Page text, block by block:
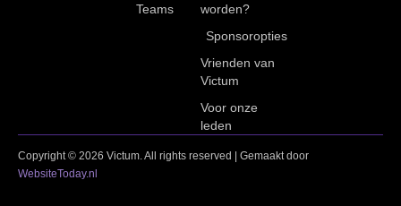
Teams
worden?
Sponsoropties
Vrienden van
Victum
Voor onze
leden
Copyright © 2026 Victum. All rights reserved | Gemaakt door
WebsiteToday.nl